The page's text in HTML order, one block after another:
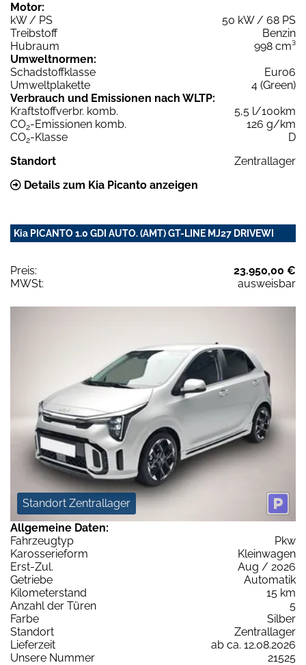
Motor:
kW / PS
50 kW / 68 PS
Treibstoff
Benzin
Hubraum
998 cm³
Umweltnormen:
Schadstoffklasse
Euro6
Umweltplakette
4 (Green)
Verbrauch und Emissionen nach WLTP:
Kraftstoffverbr. komb.
5,5 l/100km
CO2-Emissionen komb.
126 g/km
CO2-Klasse
D
Standort
Zentrallager
Details zum Kia Picanto anzeigen
Kia PICANTO 1.0 GDI AUTO. (AMT) GT-LINE MJ27 DRIVEWI
Preis:
23.950,00 €
MWSt:
ausweisbar
Standort Zentrallager
Allgemeine Daten:
Fahrzeugtyp
Pkw
Karosserieform
Kleinwagen
Erst-Zul.
Aug / 2026
Getriebe
Automatik
Kilometerstand
15 km
Anzahl der Türen
5
Farbe
Silber
Standort
Zentrallager
Lieferzeit
ab ca. 12.08.2026
Unsere Nummer
21525